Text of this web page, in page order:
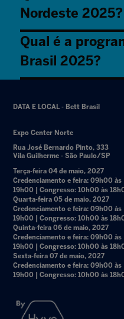
Nordeste 2025?
Qual é a
Brasil 2025?
DATA E LOCAL - Bett Brasil
Expo Center Norte
Rua José Bernardo Pinto, 333
Vila Guilherme - São Paulo/SP
Terça-feira 04 de maio, 2027
Credenciamento e feira: 09h00 às
19h00 | Congresso: 10h00 às
Quarta-feira 05 de maio, 2027
Credenciamento e feira: 09h00 às
19h00 | Congresso: 10h00 às
Quinta-feira 06 de maio, 2027
Credenciamento e feira: 09h00 às
19h00 | Congresso: 10h00 às
Sexta-feira 07 de maio, 2027
Credenciamento e feira: 09h00 às
19h00 | Congresso: 10h00 às